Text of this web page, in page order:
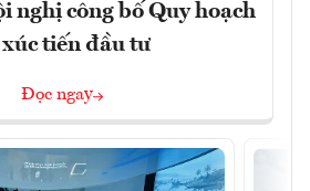
nghị công bố Quy hoạch
tiến đầu tư
Đọc ngay